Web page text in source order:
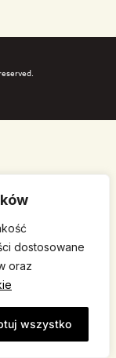
dostosowane
oraz
wszystko